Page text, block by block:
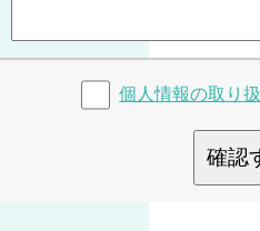
個人情報の取り
確認